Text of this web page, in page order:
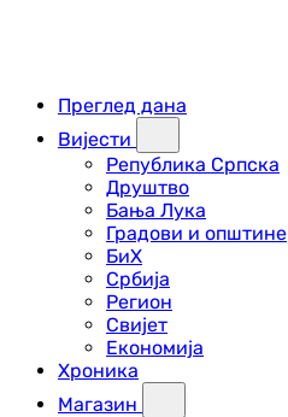
Преглед дана
Вијести
Република Српска
Друштво
Бања Лука
Градови и општине
БиХ
Србија
Регион
Свијет
Економија
Хроника
Магазин